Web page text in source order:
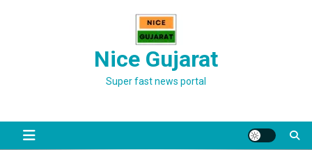
Nice Gujarat
Super fast news portal